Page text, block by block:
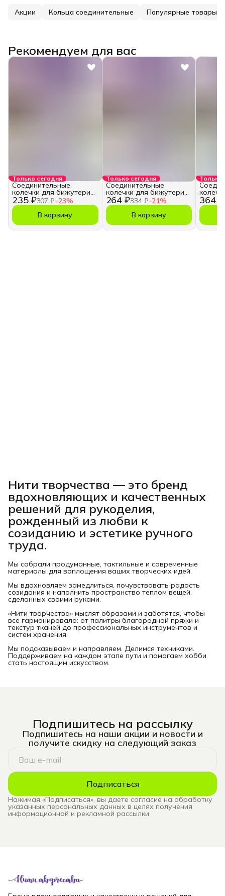
Акции Кольца соединительные Популярные товары
Рекомендуем для вас
Только сегодня
235 ₽307 ₽−23%
Соединительные
колечки для бижутерии
и рукоделия 10 мм
В корзину
Только сегодня
264 ₽334 ₽−21%
Соединительные
колечки для бижутерии
и рукоделия 12 мм
В корзину
Только
364 ₽
и
Нити творчества — это бренд
вдохновляющих и качественных
решений для рукоделия,
рожденный из любви к
созиданию и эстетике ручного
труда.
Мы собрали продуманные, тактильные и современные
материалы для воплощения ваших творческих идей.
Мы вдохновляем замедлиться, почувствовать радость
созидания и наполнить пространство теплом вещей,
сделанных своими руками.
«Нити творчества» мыслят образами и заботятся, чтобы
всё гармонировало: от палитры благородной пряжи и
текстур тканей до профессиональных инструментов и
систем хранения.
Мы подсказываем и направляем. Делимся техниками.
Поддерживаем на каждом этапе пути и помогаем хобби
стать настоящим искусством.
Подпишитесь на рассылку
Подпишитесь на наши акции и новости и
получите скидку на следующий заказ
Подписаться
Нажимая «Подписаться», вы даете согласие на обработку
указанных персональных данных в целях получения
информационной и рекламной рассылки